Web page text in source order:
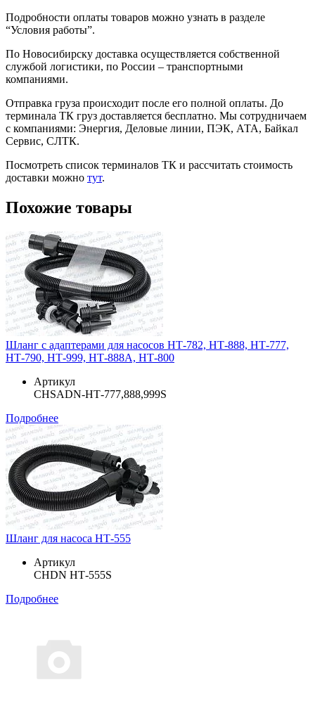
Подробности оплаты товаров можно узнать в разделе
“Условия работы”.
По Новосибирску доставка осуществляется собственной
службой логистики, по России – транспортными
компаниями.
Отправка груза происходит после его полной оплаты. До
терминала ТК груз доставляется бесплатно. Мы сотрудничаем
с компаниями: Энергия, Деловые линии, ПЭК, АТА, Байкал
Сервис, СЛТК.
Посмотреть список терминалов ТК и рассчитать стоимость
доставки можно тут.
Похожие товары
Шланг с адаптерами для насосов НТ-782, НТ-888, НТ-777,
НТ-790, НТ-999, НТ-888А, НТ-800
Артикул
CHSADN-НТ-777,888,999S
Подробнее
Шланг для насоса НТ-555
Артикул
CHDN НТ-555S
Подробнее